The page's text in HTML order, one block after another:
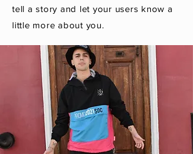
tell a story and let your users know a
little more about you.